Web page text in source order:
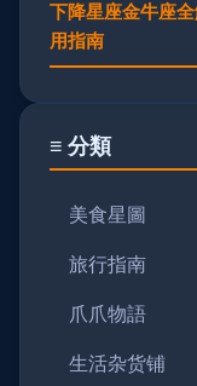
下降星座金牛座
用指南
≡ 分類
美食星圖
旅行指南
爪爪物語
生活杂货铺